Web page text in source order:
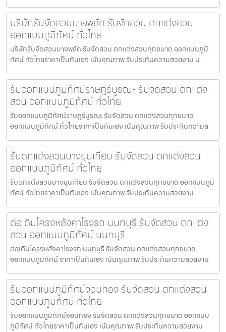
บริษัทรับจัดสวนบางพลัด รับจัดสวน ตกแต่งสวน
ออกแบบภูมิทัศน์ ทั่วไทย
บริษัทรับจัดสวนบางพลัด รับจัดสวน ตกแต่งสวนทุกขนาด ออกแบบภูมิ
ทัศน์ ทั่วไทยราคาเป็นกันเอง เน้นคุณภาพ รับประกันความสวยงาม บ
รับออกแบบภูมิทัศน์ราษฎร์บูรณะ รับจัดสวน ตกแต่ง
สวน ออกแบบภูมิทัศน์ ทั่วไทย
รับออกแบบภูมิทัศน์ราษฎร์บูรณะ รับจัดสวน ตกแต่งสวนทุกขนาด
ออกแบบภูมิทัศน์ ทั่วไทยราคาเป็นกันเอง เน้นคุณภาพ รับประกันความส
รับตกแต่งสวนบางขุนเทียน รับจัดสวน ตกแต่งสวน
ออกแบบภูมิทัศน์ ทั่วไทย
รับตกแต่งสวนบางขุนเทียน รับจัดสวน ตกแต่งสวนทุกขนาด ออกแบบภูมิ
ทัศน์ ทั่วไทยราคาเป็นกันเอง เน้นคุณภาพ รับประกันความสวยงาม
ต่อเติมโครงหลังคาโรงรถ นนทบุรี รับจัดสวน ตกแต่ง
สวน ออกแบบภูมิทัศน์ นนทบุรี
ต่อเติมโครงหลังคาโรงรถ นนทบุรี รับจัดสวน ตกแต่งสวนทุกขนาด
ออกแบบภูมิทัศน์ ราคาเป็นกันเอง เน้นคุณภาพ รับประกันความสวยงาม
รับออกแบบภูมิทัศน์จอมทอง รับจัดสวน ตกแต่งสวน
ออกแบบภูมิทัศน์ ทั่วไทย
รับออกแบบภูมิทัศน์จอมทอง รับจัดสวน ตกแต่งสวนทุกขนาด ออกแบบ
ภูมิทัศน์ ทั่วไทยราคาเป็นกันเอง เน้นคุณภาพ รับประกันความสวยงาม